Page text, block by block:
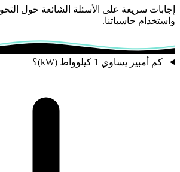
إجابات سريعة على الأسئلة الشائعة حول
واستخدام حاسباتنا.
كم أمبير يساوي 1 كيلوواط (kW)؟